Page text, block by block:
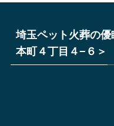
埼玉ペット火葬の
本町４丁目４−６＞